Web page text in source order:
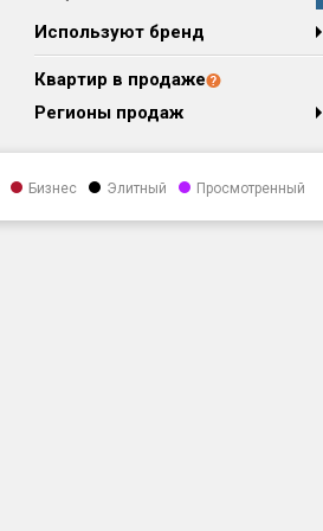
Используют бренд
Квартир в продаже
Регионы продаж
Бизнес Элитный Просмотренный